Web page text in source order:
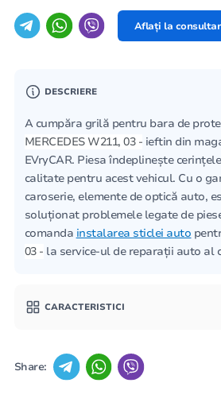
Aflați la
DESCRIERE
A cumpăra grilă pentru bara de
MERCEDES W211, 03 - ieftin din
EVryCAR. Piesa îndeplinește
calitate pentru acest vehicul. Cu o
caroserie, elemente de optică auto,
soluționat problemele legate de
comanda instalarea sticlei auto
03 - la service-ul de reparații auto al
CARACTERISTICI
Share: